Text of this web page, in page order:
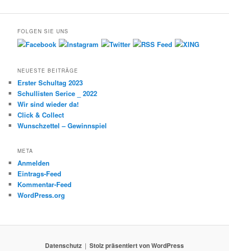
FOLGEN SIE UNS
NEUESTE BEITRÄGE
Erster Schultag 2023
Schullisten Serice _ 2022
Wir sind wieder da!
Click & Collect
Wunschzettel – Gewinnspiel
META
Anmelden
Eintrags-Feed
Kommentar-Feed
WordPress.org
Datenschutz Stolz präsentiert von WordPress